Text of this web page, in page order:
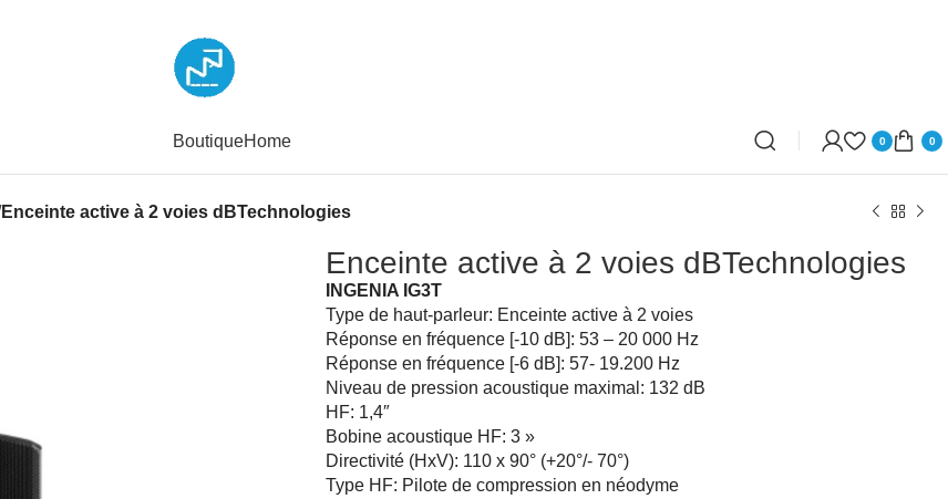
BoutiqueHome 0 0
Enceinte active à 2 voies dBTechnologies
Enceinte active à 2 voies dBTechnologies
INGENIA IG3T
Type de haut-parleur: Enceinte active à 2 voies
Réponse en fréquence [-10 dB]: 53 – 20 000 Hz
Réponse en fréquence [-6 dB]: 57- 19.200 Hz
Niveau de pression acoustique maximal: 132 dB
HF: 1,4″
Bobine acoustique HF: 3 »
Directivité (HxV): 110 x 90° (+20°/- 70°)
Type HF: Pilote de compression en néodyme